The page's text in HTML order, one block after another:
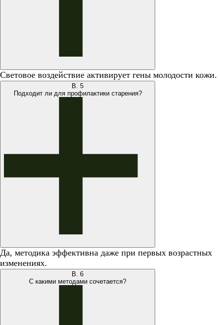
Световое воздействие активирует гены молодости кожи.
В. 5
Подходит ли для профилактики старения?
Да, методика эффективна даже при первых возрастных
изменениях.
В. 6
С какими методами сочетается?